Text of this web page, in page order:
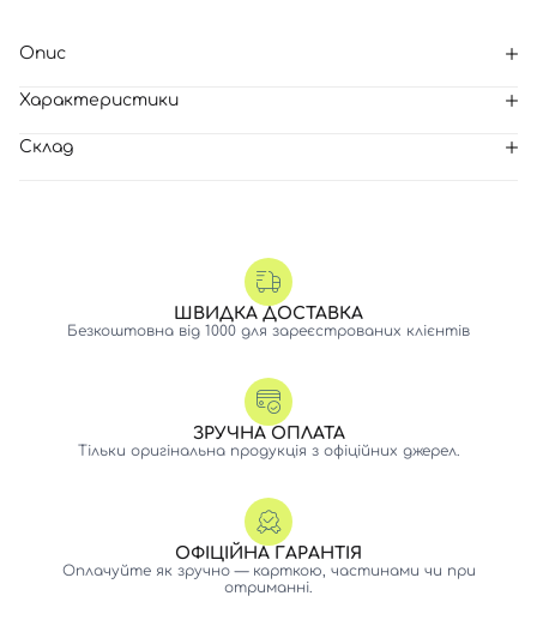
Опис
Характеристики
Склад
ШВИДКА ДОСТАВКА
Безкоштовна від 1000 для зареєстрованих клієнтів
ЗРУЧНА ОПЛАТА
Тільки оригінальна продукція з офіційних джерел.
ОФІЦІЙНА ГАРАНТІЯ
Оплачуйте як зручно — карткою, частинами чи при
отриманні.